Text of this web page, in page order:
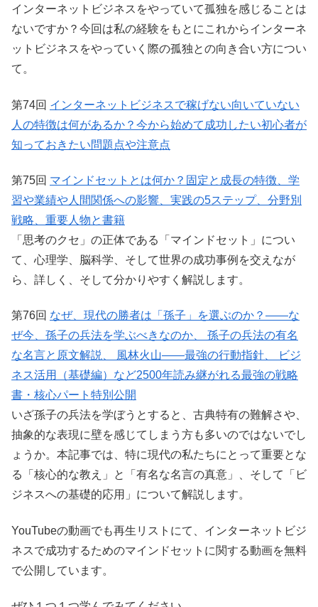
インターネットビジネスをやっていて孤独を感じることは
ないですか？今回は私の経験をもとにこれからインターネ
ットビジネスをやっていく際の孤独との向き合い方につい
て。
第74回 インターネットビジネスで稼げない向いていない
人の特徴は何があるか？今から始めて成功したい初心者が
知っておきたい問題点や注意点
第75回 マインドセットとは何か？固定と成長の特徴、学
習や業績や人間関係への影響、実践の5ステップ、分野別
戦略、重要人物と書籍
「思考のクセ」の正体である「マインドセット」につい
て、心理学、脳科学、そして世界の成功事例を交えなが
ら、詳しく、そして分かりやすく解説します。
第76回 なぜ、現代の勝者は「孫子」を選ぶのか？——な
ぜ今、孫子の兵法を学ぶべきなのか、 孫子の兵法の有名
な名言と原文解説、 風林火山——最強の行動指針、 ビジ
ネス活用（基礎編）など2500年読み継がれる最強の戦略
書・核心パート特別公開
いざ孫子の兵法を学ぼうとすると、古典特有の難解さや、
抽象的な表現に壁を感じてしまう方も多いのではないでし
ょうか。本記事では、特に現代の私たちにとって重要とな
る「核心的な教え」と「有名な名言の真意」、そして「ビ
ジネスへの基礎的応用」について解説します。
YouTubeの動画でも再生リストにて、インターネットビジ
ネスで成功するためのマインドセットに関する動画を無料
で公開しています。